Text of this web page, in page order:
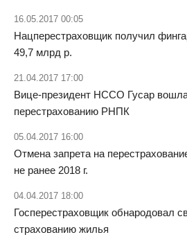
16.05.2017 00:05
Нацперестраховщик получил
49,7 млрд р.
21.04.2017 17:00
Вице-президент НССО Гусар
перестрахованию РНПК
05.04.2017 16:00
Отмена запрета на
не ранее 2018 г.
04.04.2017 18:00
Госперестраховщик обнародовал
страхованию жилья